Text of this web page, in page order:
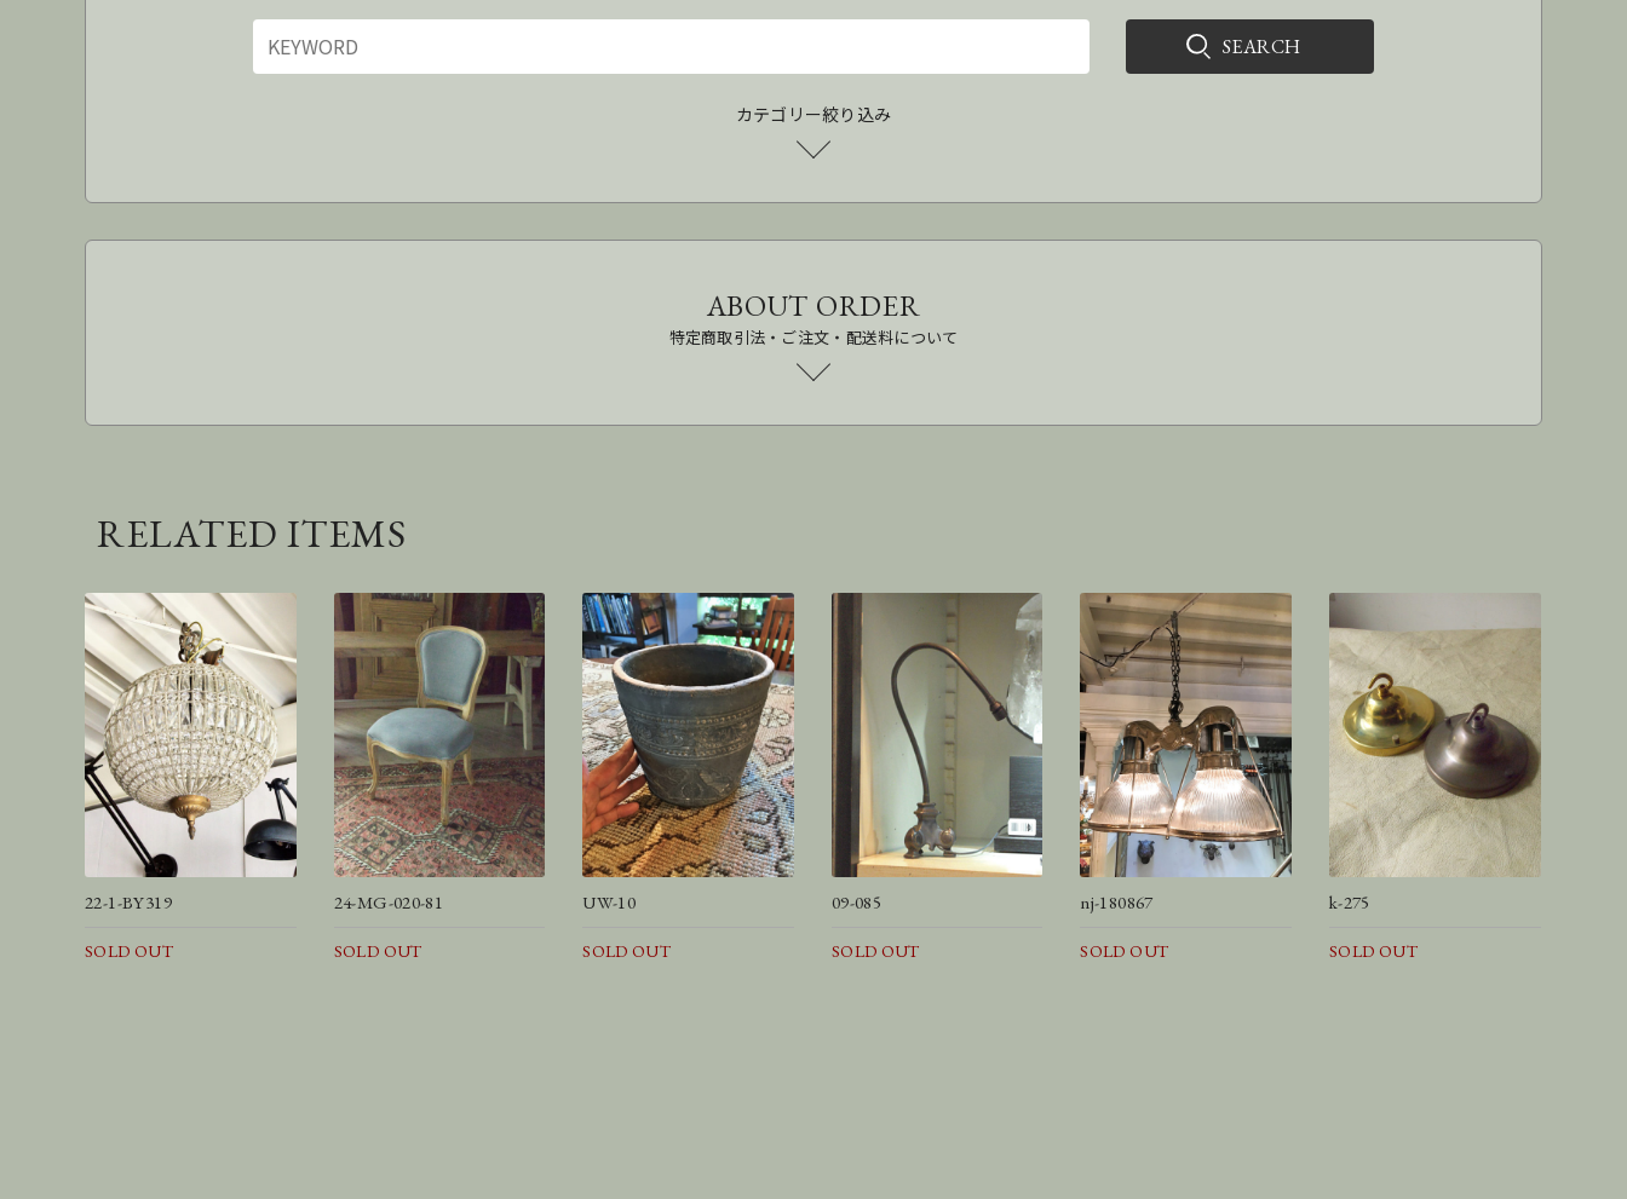
カテゴリー絞り込み
ABOUT ORDER
特定商取引法・ご注文・配送料について
RELATED ITEMS
22-1-BY319
SOLD OUT
24-MG-020-81
SOLD OUT
UW-10
SOLD OUT
09-085
SOLD OUT
nj-180867
SOLD OUT
k-275
SOLD OUT